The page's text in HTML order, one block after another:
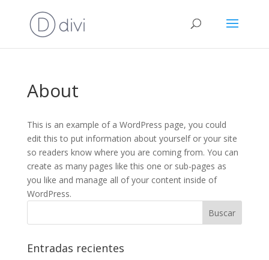
About
This is an example of a WordPress page, you could
edit this to put information about yourself or your site
so readers know where you are coming from. You can
create as many pages like this one or sub-pages as
you like and manage all of your content inside of
WordPress.
Entradas recientes